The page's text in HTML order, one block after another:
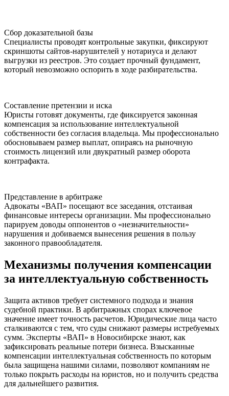
Сбор доказательной базы
Специалисты проводят контрольные закупки, фиксируют
скриншоты сайтов-нарушителей у нотариуса и делают
выгрузки из реестров. Это создает прочный фундамент,
который невозможно оспорить в ходе разбирательства.
Составление претензии и иска
Юристы готовят документы, где фиксируется законная
компенсация за использование интеллектуальной
собственности без согласия владельца. Мы профессионально
обосновываем размер выплат, опираясь на рыночную
стоимость лицензий или двукратный размер оборота
контрафакта.
Представление в арбитраже
Адвокаты «ВАП» посещают все заседания, отстаивая
финансовые интересы организации. Мы профессионально
парируем доводы оппонентов о «незначительности»
нарушения и добиваемся вынесения решения в пользу
законного правообладателя.
Механизмы получения компенсации
за интеллектуальную собственность
Защита активов требует системного подхода и знания
судебной практики. В арбитражных спорах ключевое
значение имеет точность расчетов. Юридические лица часто
сталкиваются с тем, что суды снижают размеры истребуемых
сумм. Эксперты «ВАП» в Новосибирске знают, как
зафиксировать реальные потери бизнеса. Взысканные
компенсации интеллектуальная собственность по которым
была защищена нашими силами, позволяют компаниям не
только покрыть расходы на юристов, но и получить средства
для дальнейшего развития.